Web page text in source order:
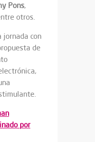
Pons,
otros.
jornada con
de
por